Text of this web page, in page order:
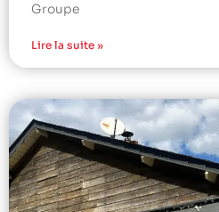
Groupe
Lire la suite »